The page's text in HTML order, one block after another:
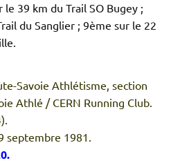
39 km du Trail SO Bugey ;
du Sanglier ; 9ème sur le 22
Savoie Athlétisme, section
Athlé / CERN Running Club.
septembre 1981.